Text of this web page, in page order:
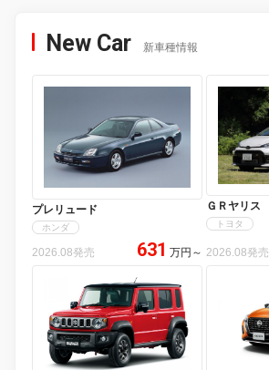
New Car 新車種情報
プレリュード
ホンダ
2026.08発売 631 万円 ～
ＧＲヤリス
トヨタ
2026.08発売